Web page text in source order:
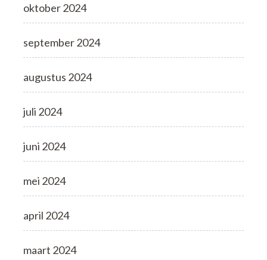
oktober 2024
september 2024
augustus 2024
juli 2024
juni 2024
mei 2024
april 2024
maart 2024